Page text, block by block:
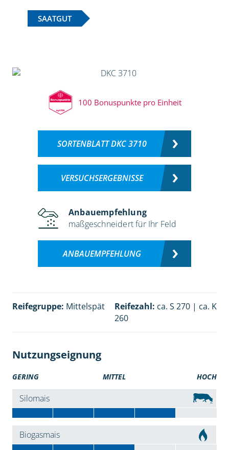
SAATGUT
100 Bonuspunkte pro Einheit
SORTENBLATT DKC 3710
VERSUCHSERGEBNISSE
Anbauempfehlung
maßgeschneidert für Ihr Feld
ANBAUEMPFEHLUNG
Reifegruppe: Mittelspät Reifezahl: ca. S 270 | ca. K
260
Nutzungseignung
GERING MITTEL HOCH
Silomais
Biogasmais